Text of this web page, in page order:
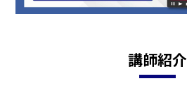
講師紹介